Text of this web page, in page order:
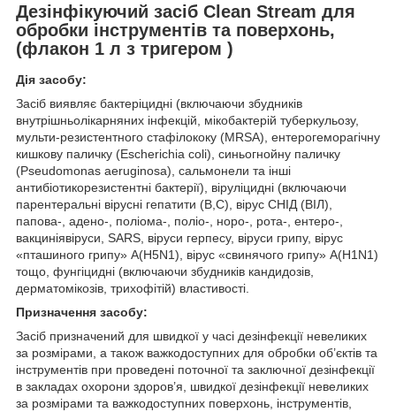
Дезінфікуючий засіб Clean Stream для
обробки інструментів та поверхонь,
(флакон 1 л з тригером )
Дія засобу:
Засіб виявляє бактеріцидні (включаючи збудників
внутрішньолікарняних інфекцій, мікобактерій туберкульозу,
мульти-резистентного стафілококу (MRSA), ентерогеморагічну
кишкову паличку (Escherichia coli), синьогнойну паличку
(Pseudomonas аeruginosa), сальмонели та інші
антибіотикорезистентні бактерії), віруліцидні (включаючи
парентеральні вірусні гепатити (В,С), вірус СНІД (ВІЛ),
папова-, адено-, поліома-, поліо-, норо-, рота-, ентеро-,
вакциніявіруси, SARS, віруси герпесу, віруси грипу, вірус
«пташиного грипу» А(H5N1), вірус «свинячого грипу» A(H1N1)
тощо, фунгіцидні (включаючи збудників кандидозів,
дерматомікозів, трихофітій) властивості.
Призначення засобу:
Засіб призначений для швидкої у часі дезінфекції невеликих
за розмірами, а також важкодоступних для обробки об’єктів та
інструментів при проведені поточної та заключної дезінфекції
в закладах охорони здоров’я, швидкої дезінфекції невеликих
за розмірами та важкодоступних поверхонь, інструментів,